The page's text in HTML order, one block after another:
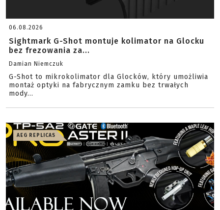
06.08.2026
Sightmark G-Shot montuje kolimator na Glocku
bez frezowania za...
Damian Niemczuk
G-Shot to mikrokolimator dla Glocków, który umożliwia
montaż optyki na fabrycznym zamku bez trwałych
mody...
AEG REPLICAS